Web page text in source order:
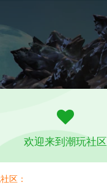
欢迎来到潮玩社区
区：